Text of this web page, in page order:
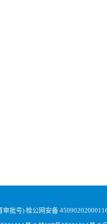
审批号) 桂公网安备